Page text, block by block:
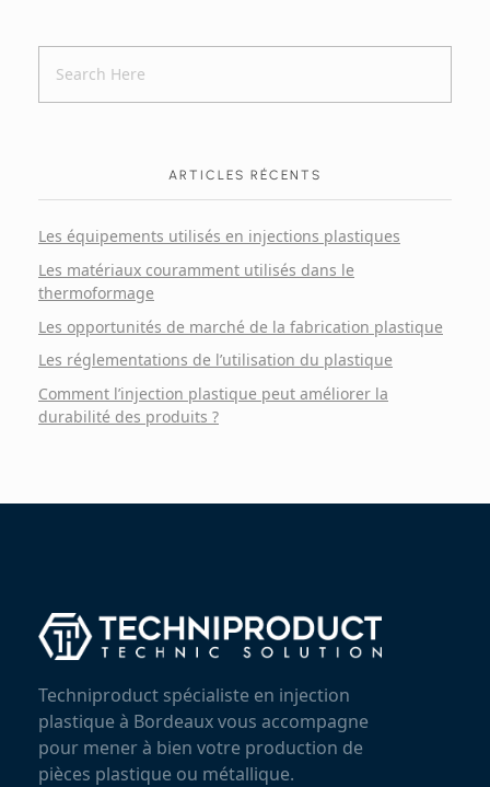
ARTICLES RÉCENTS
Les équipements utilisés en injections plastiques
Les matériaux couramment utilisés dans le
thermoformage
Les opportunités de marché de la fabrication plastique
Les réglementations de l’utilisation du plastique
Comment l’injection plastique peut améliorer la
durabilité des produits ?
Techniproduct spécialiste en injection
plastique à Bordeaux vous accompagne
pour mener à bien votre production de
pièces plastique ou métallique.